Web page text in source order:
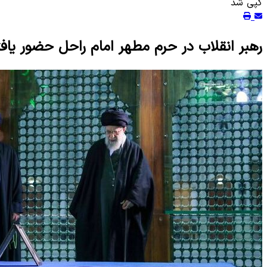
کپی شد
رهبر انقلاب در حرم مطهر امام راحل حضور